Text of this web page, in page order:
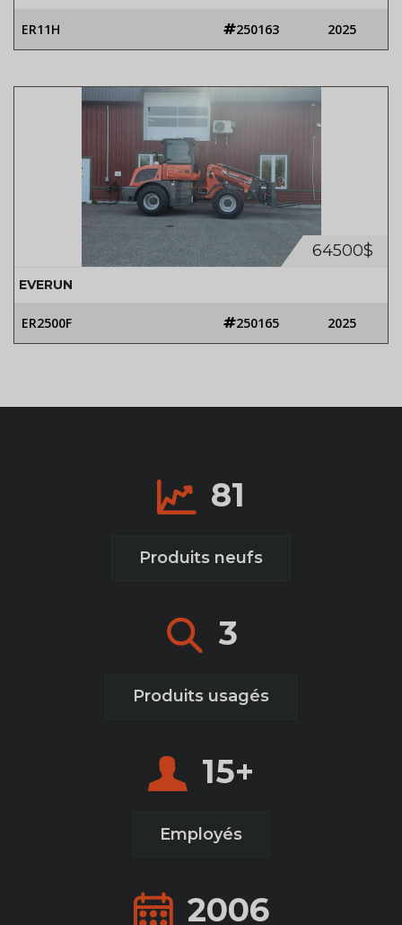
ER11H 250163 2025
64500$
EVERUN
ER2500F 250165 2025
81
Produits neufs
3
Produits usagés
15+
Employés
2006